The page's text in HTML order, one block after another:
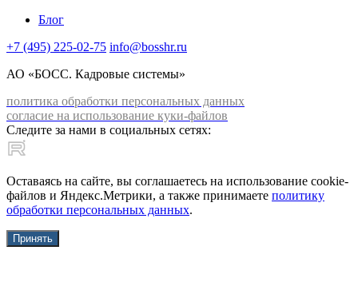
Блог
+7 (495) 225-02-75 info@bosshr.ru
АО «БОСС. Кадровые системы»
политика обработки персональных данных
согласие на использование куки-файлов
Следите за нами в социальных сетях:
Оставаясь на сайте, вы соглашаетесь на использование cookie-
файлов и Яндекс.Метрики, а также принимаете политику
обработки персональных данных.
Принять